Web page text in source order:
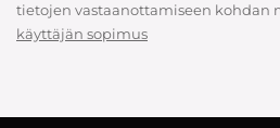
tietojen vastaanottamiseen kohdan
käyttäjän sopimus